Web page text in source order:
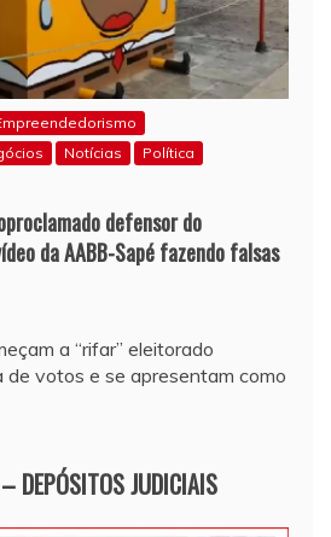
Notícias
Política
defensor do
da AABB-Sapé fazendo falsas
a “rifar” eleitorado
de votos e se apresentam como
DEPÓSITOS JUDICIAIS